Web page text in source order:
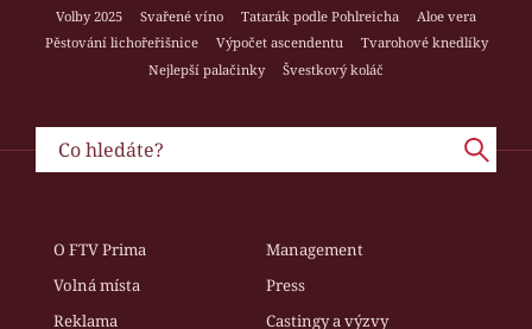
Volby 2025
Svařené víno Tatarák podle Pohlreicha
Aloe vera
Pěstování lichořeřišnice
Výpočet ascendentu
Tvarohové knedlíky
Nejlepší palačinky
Švestkový koláč
O FTV Prima
Management
Volná místa
Press
Reklama
Castingy a výzvy